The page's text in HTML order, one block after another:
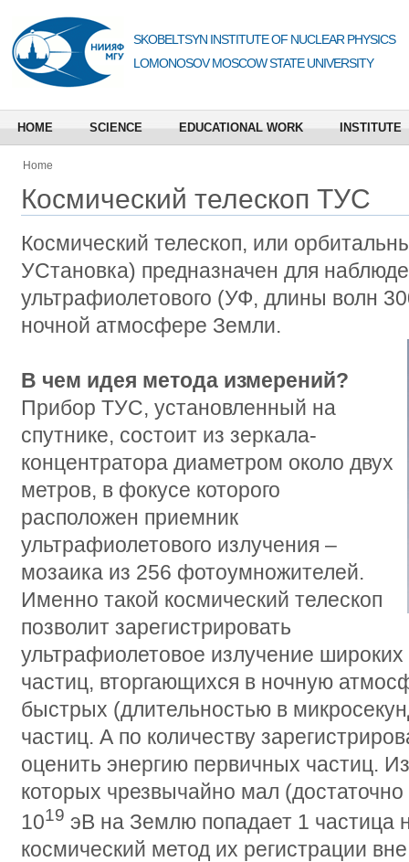
SKOBELTSYN INSTITUTE OF NUCLEAR PHYSICS
LOMONOSOV MOSCOW STATE UNIVERSITY
HOME SCIENCE EDUCATIONAL WORK INSTITUTE
Home
Космический телескоп ТУС
Космический телескоп, или
УСтановка) предназначен для
ультрафиолетового (УФ, длины волн
ночной атмосфере Земли.
В чем идея метода измерений?
Прибор ТУС, установленный на
спутнике, состоит из зеркала-
концентратора диаметром около двух
метров, в фокусе которого
расположен приемник
ультрафиолетового излучения –
мозаика из 256 фотоумножителей.
Именно такой космический телескоп
позволит зарегистрировать
ультрафиолетовое излучение
частиц, вторгающихся в ночную
быстрых (длительностью в
частиц. А по количеству
оценить энергию первичных частиц.
которых чрезвычайно мал (достаточно
1019 эВ на Землю попадает 1 частица
космический метод их регистрации